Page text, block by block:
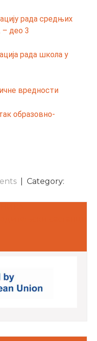
рада средњих
– део 3
рада школа у
вредности
образовно-
| Category: